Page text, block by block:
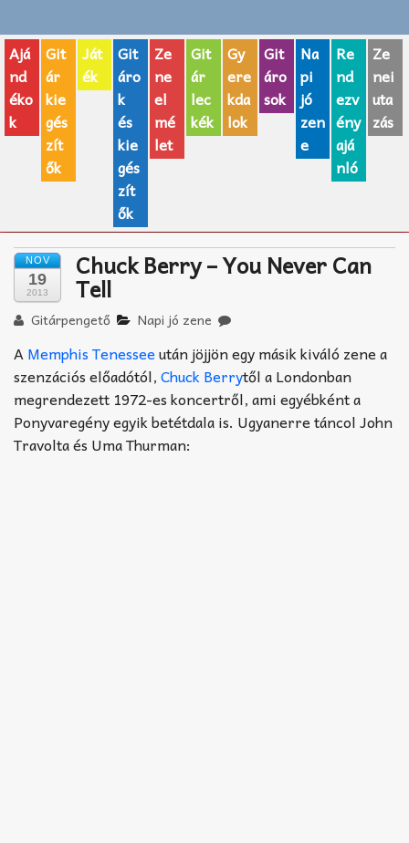
AJÁNDÉK ÖTLETEK
Vicces
GITÁR MÁRKÁK
TOP100 nóta
Zeneiskolák
Zeneszerzés alapjai
Akkord-kotta
Improvizáció
Ajá
nd
éko
k
Git
ár
kie
gés
zít
ők
Ját
ék
Git
áro
k
és
kie
gés
zít
ők
Ze
ne
el
mé
let
Git
ár
lec
kék
Gy
ere
kda
lok
Git
áro
sok
Na
pi
jó
zen
e
Re
nd
ezv
ény
ajá
nló
Ze
nei
uta
zás
NOV
19
2013
Chuck Berry – You Never Can
Tell
Gitárpengető Napi jó zene
AMemphis Tenesseeután jöjjön egy másik kiváló zene a
szenzációs előadótól,Chuck Berrytől a Londonban
megrendezett 1972-es koncertről, ami egyébként a
Ponyvaregény egyik betétdala is. Ugyanerre táncol John
Travolta és Uma Thurman: